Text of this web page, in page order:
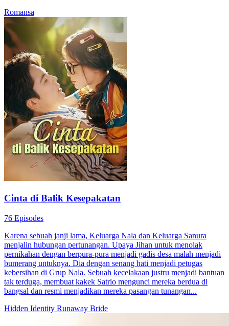
Romansa
Cinta di Balik Kesepakatan
76 Episodes
Karena sebuah janji lama, Keluarga Nala dan Keluarga Sanura
menjalin hubungan pertunangan. Upaya Jihan untuk menolak
pernikahan dengan berpura-pura menjadi gadis desa malah menjadi
bumerang untuknya. Dia dengan senang hati menjadi petugas
kebersihan di Grup Nala. Sebuah kecelakaan justru menjadi bantuan
tak terduga, membuat kakek Satrio mengunci mereka berdua di
bangsal dan resmi menjadikan mereka pasangan tunangan...
Hidden Identity Runaway Bride